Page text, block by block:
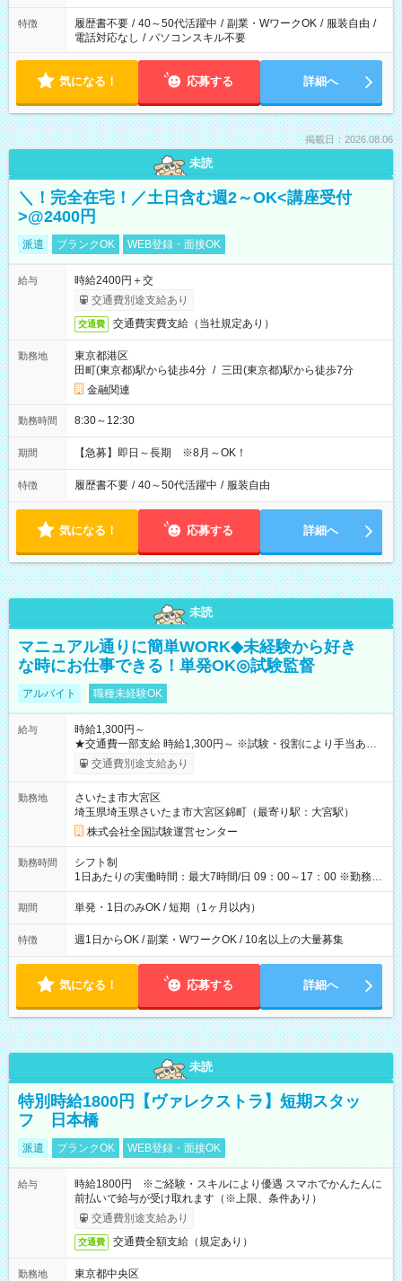
特徴 履歴書不要 / 40～50代活躍中 / 副業・WワークOK / 服装自由 /
電話対応なし / パソコンスキル不要
気になる！ 応募する 詳細へ
掲載日：2026.08.06
未読
＼！完全在宅！／土日含む週2～OK<講座受付
>@2400円
派遣 ブランクOK WEB登録・面接OK
給与
時給2400円＋交
交通費別途支給あり
交通費 交通費実費支給（当社規定あり）
勤務地
東京都港区
田町(東京都)駅から徒歩4分 / 三田(東京都)駅から徒歩7分
金融関連
勤務時間 8:30～12:30
期間 【急募】即日～長期 ※8月～OK！
特徴 履歴書不要 / 40～50代活躍中 / 服装自由
気になる！ 応募する 詳細へ
未読
マニュアル通りに簡単WORK◆未経験から好き
な時にお仕事できる！単発OK◎試験監督
アルバイト 職種未経験OK
給与
時給1,300円～
★交通費一部支給 時給1,300円～ ※試験・役割により手当あり
※勤務回数により昇給あり 【即給（前払い）オプションあ
り！】 希望される場合、勤務から1週間ほどで給与の一部を受け
例】 ・河合塾模擬試験 8:30～17:30（休憩1時間） 時給1,300円
×8時間＝日収10,400円＋交通費 ※当日の役割により時給＋100
円の場合あり ・国家試験 7:00～13:30（休憩なし） 時給1,300
円（役割手当＋100円）×6時間＝日収8,400円＋交通費 【試用期
間】試用期間なし
交通費別途支給あり
勤務地
さいたま市大宮区
埼玉県埼玉県さいたま市大宮区錦町（最寄り駅：大宮駅）
株式会社全国試験運営センター
勤務時間
シフト制
1日あたりの実働時間：最大7時間/日 09：00～17：00 ※勤務時
間は 試験により異なります。
期間 単発・1日のみOK / 短期（1ヶ月以内）
特徴 週1日からOK / 副業・WワークOK / 10名以上の大量募集
気になる！ 応募する 詳細へ
未読
特別時給1800円【ヴァレクストラ】短期スタッ
フ 日本橋
派遣 ブランクOK WEB登録・面接OK
給与
時給1800円 ※ご経験・スキルにより優遇 スマホでかんたんに
前払いで給与が受け取れます（※上限、条件あり）
交通費別途支給あり
交通費 交通費全額支給（規定あり）
勤務地
東京都中央区